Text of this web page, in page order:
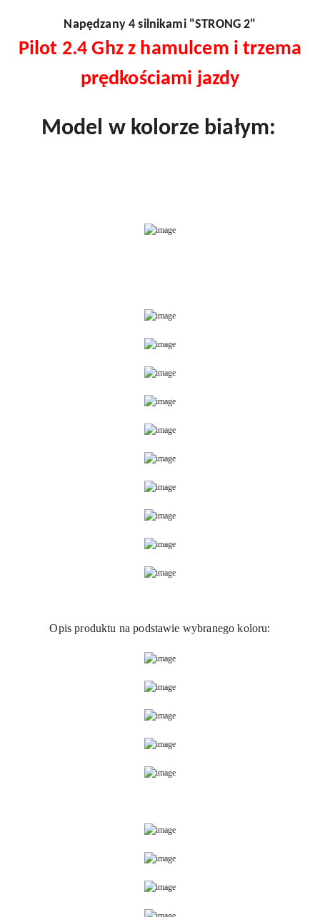
Napędzany 4 silnikami "STRONG 2"
Pilot 2.4 Ghz z hamulcem i trzema
prędkościami jazdy
Model w kolorze białym:
Opis produktu na podstawie wybranego koloru: